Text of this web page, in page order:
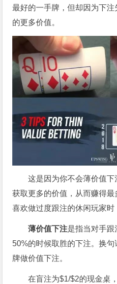
最好的一手牌，但却因为下
的更多价值。
这是因为你不会薄价值
获取更多的价值，从而赚得最
喜欢做过度跟注的休闲玩家时
薄价值下注是指当对手
50%的时候取胜的下注。换
牌做价值下注。
在盲注为$1/$2的现金桌